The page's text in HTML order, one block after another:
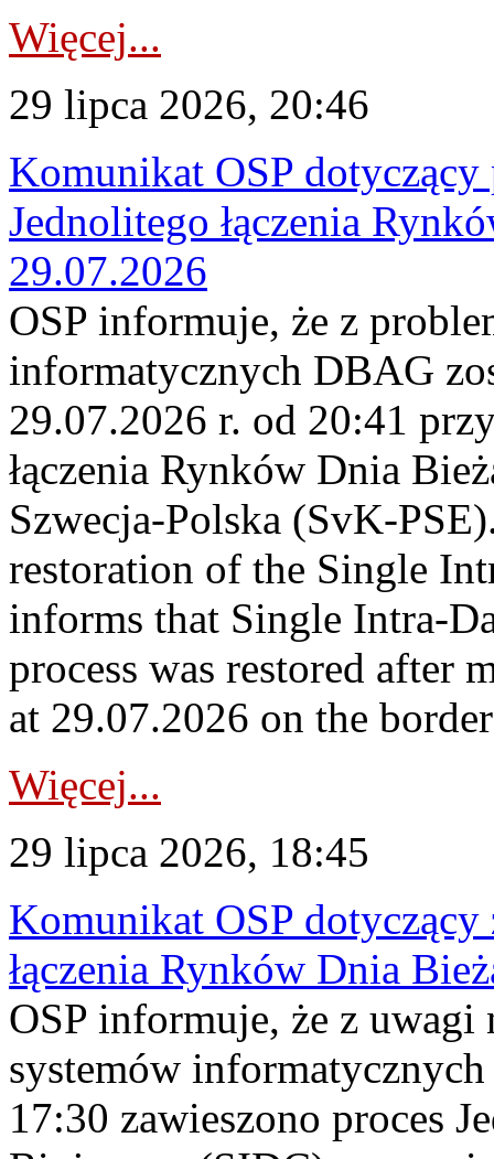
Więcej...
29 lipca 2026, 20:46
Komunikat OSP
Jednolitego łączenia
29.07.2026
OSP informuje, że z
informatycznych DBAG
29.07.2026 r. od 20:41
łączenia Rynków Dnia
Szwecja-Polska (SvK-
restoration of the Single
informs that Single Intra-
process was restored after
at 29.07.2026 on the
Więcej...
29 lipca 2026, 18:45
Komunikat OSP dotyczący
łączenia Rynków Dnia
OSP informuje, że z uwagi
systemów
17:30 zawieszono proces